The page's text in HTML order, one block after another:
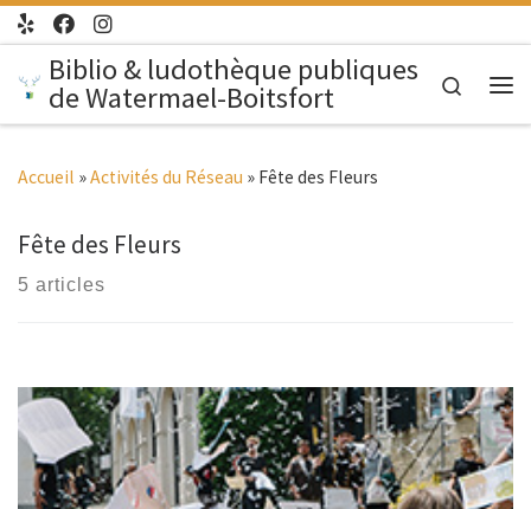
Passer au contenu
Biblio & ludothèque publiques
de Watermael-Boitsfort
Search
Accueil »Activités du Réseau » Fête des Fleurs
Fête des Fleurs
5 articles
Fête des Fleurs 2016 Le samedi 28 mai 2016. Lâchers à 14h30